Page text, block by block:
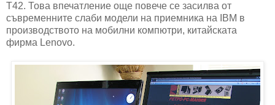
T42. Това впечатление още повече се засилва от
съвременните слаби модели на приемника на IBM в
производството на мобилни компютри, китайскaта
фирма Lenovo.